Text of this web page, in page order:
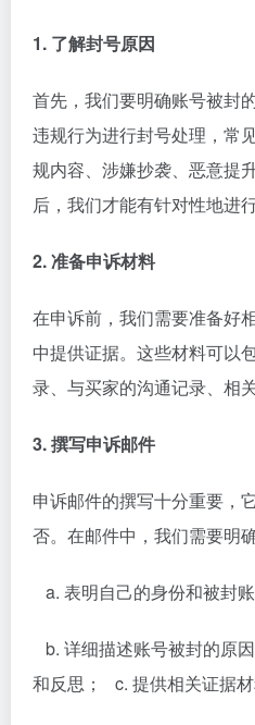
1. 了解封号原因
首先，我们要明确账号被封
违规行为进行封号处理，常
规内容、涉嫌抄袭、恶意提
后，我们才能有针对性地进行
2. 准备申诉材料
在申诉前，我们需要准备好
中提供证据。这些材料可以
录、与买家的沟通记录、相
3. 撰写申诉邮件
申诉邮件的撰写十分重要，
否。在邮件中，我们需要明
a. 表明自己的身份和被封
b. 详细描述账号被封的原
和反思； c. 提供相关证据